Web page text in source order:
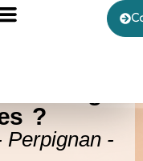
?
Perpignan -